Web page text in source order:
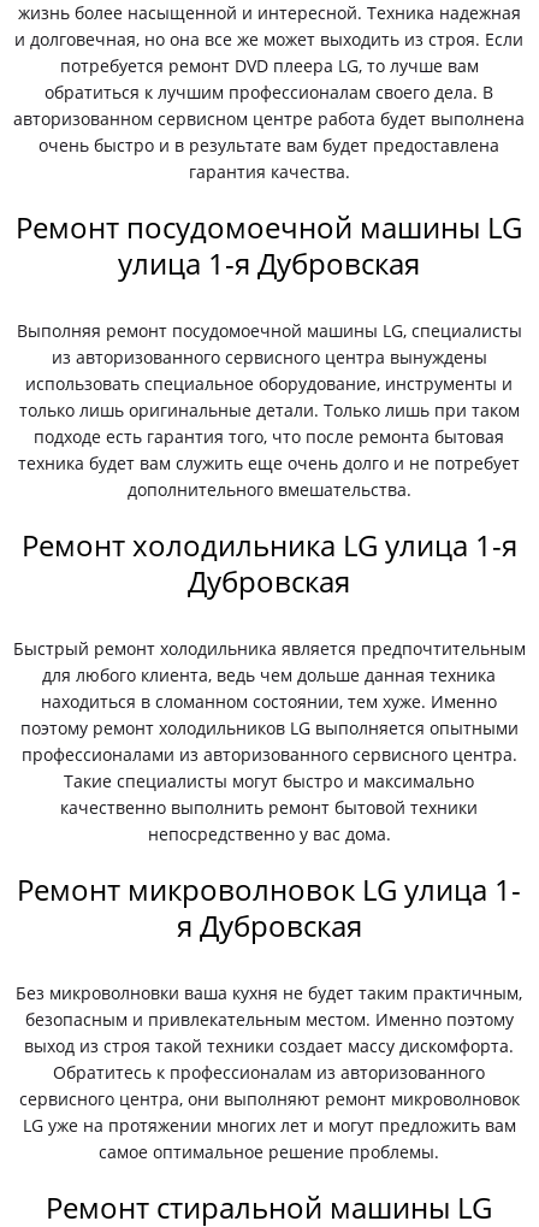
жизнь более насыщенной и интересной. Техника надежная
и долговечная, но она все же может выходить из строя. Если
потребуется ремонт DVD плеера LG, то лучше вам
обратиться к лучшим профессионалам своего дела. В
авторизованном сервисном центре работа будет выполнена
очень быстро и в результате вам будет предоставлена
гарантия качества.
Ремонт посудомоечной машины LG
улица 1-я Дубровская
Выполняя ремонт посудомоечной машины LG, специалисты
из авторизованного сервисного центра вынуждены
использовать специальное оборудование, инструменты и
только лишь оригинальные детали. Только лишь при таком
подходе есть гарантия того, что после ремонта бытовая
техника будет вам служить еще очень долго и не потребует
дополнительного вмешательства.
Ремонт холодильника LG улица 1-я
Дубровская
Быстрый ремонт холодильника является предпочтительным
для любого клиента, ведь чем дольше данная техника
находиться в сломанном состоянии, тем хуже. Именно
поэтому ремонт холодильников LG выполняется опытными
профессионалами из авторизованного сервисного центра.
Такие специалисты могут быстро и максимально
качественно выполнить ремонт бытовой техники
непосредственно у вас дома.
Ремонт микроволновок LG улица 1-
я Дубровская
Без микроволновки ваша кухня не будет таким практичным,
безопасным и привлекательным местом. Именно поэтому
выход из строя такой техники создает массу дискомфорта.
Обратитесь к профессионалам из авторизованного
сервисного центра, они выполняют ремонт микроволновок
LG уже на протяжении многих лет и могут предложить вам
самое оптимальное решение проблемы.
Ремонт стиральной машины LG